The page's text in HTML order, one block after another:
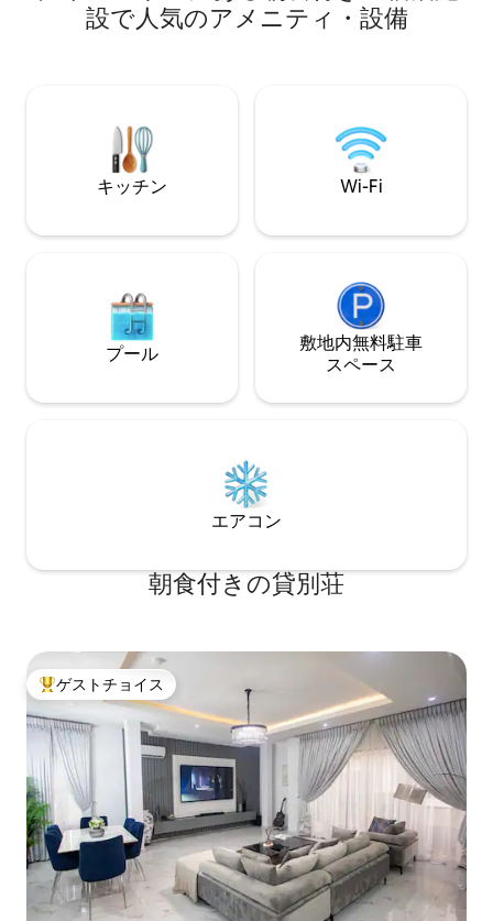
事を提供 ✔️ プライベートシェフサービス
– シェフのAnnがご要望に応じて美味しい
具付きのお家 – お家に必要なものがすべ
て揃っています。 ✔️ 最高のロケーション
– 静かで安全なエステート内
ーサービスとア
らにラゴスで最
要、ラゴスの最高
です！ 暖かい雰囲気と快適な環境で、思
い出に残る滞在を
設で人気のアメニティ・設備
キッチン Wi-Fi
プール
敷地内無料駐⁠車
ス⁠ペ⁠ー⁠ス
エアコン
朝食付きの貸別荘
大好評のゲストチョイスです。
ゲストチョイス